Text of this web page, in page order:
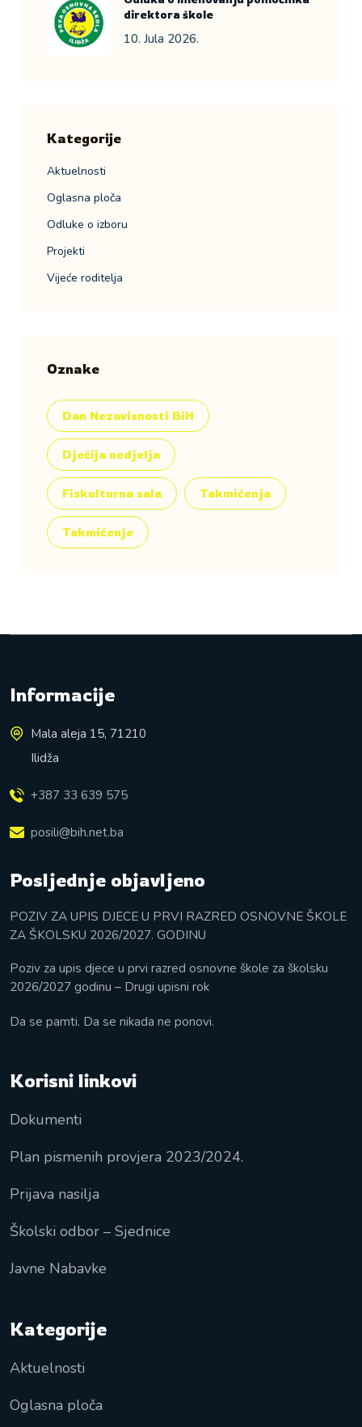
direktora škole
10. Jula 2026.
Kategorije
Aktuelnosti
Oglasna ploča
Odluke o izboru
Projekti
Vijeće roditelja
Oznake
Dan Nezavisnosti BiH
Dječija nedjelja
Fiskulturna sala Takmičenja
Takmičenje
Informacije
Mala aleja 15, 71210
Ilidža
+387 33 639 575
posili@bih.net.ba
Posljednje objavljeno
POZIV ZA UPIS DJECE U PRVI RAZRED OSNOVNE ŠKOLE
ZA ŠKOLSKU 2026/2027. GODINU
Poziv za upis djece u prvi razred osnovne škole za školsku
2026/2027 godinu – Drugi upisni rok
Da se pamti. Da se nikada ne ponovi.
Korisni linkovi
Dokumenti
Plan pismenih provjera 2023/2024.
Prijava nasilja
Školski odbor – Sjednice
Javne Nabavke
Kategorije
Aktuelnosti
Oglasna ploča